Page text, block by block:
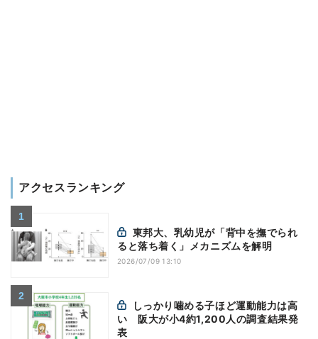
アクセスランキング
ると落ち着く」メカニズムを解明
2026/07/09 13:10
い 阪大が小4約1,200人の調査結果発
表